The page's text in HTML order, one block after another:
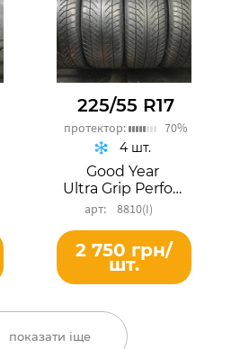
225/55 R17
протектор: 70%
Good Year
Ultra Grip Performance
8810(I)
4 шт.
2 750 грн/
шт.
показати іще